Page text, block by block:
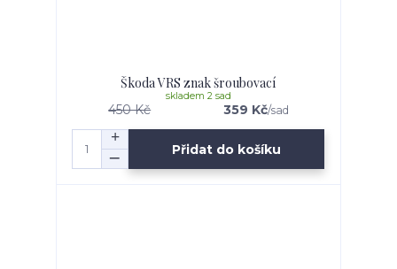
Škoda VRS znak šroubovací
450 Kč 359 Kč/sad
skladem 2 sad
Přidat do košíku